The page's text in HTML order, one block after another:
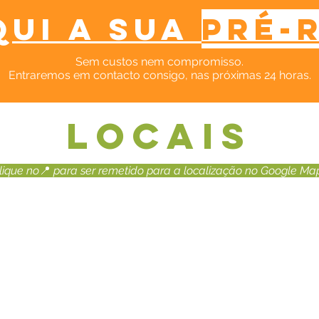
a sua pré-
Sem custos nem compromisso.​
Entraremos em contacto consigo, nas próximas 24 horas.
LOCAIS
no📍 para ser remetido para a localização no Google